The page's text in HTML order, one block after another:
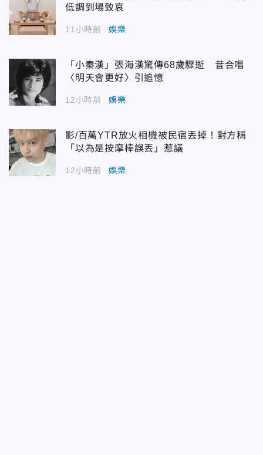
低調到場致哀
11小時前 娛樂
「小秦漢」張海漢驚傳68歲驟逝 昔合唱
〈明天會更好〉引追憶
12小時前 娛樂
影/百萬YTR放火相機被民宿丟掉！對方稱
「以為是按摩棒誤丟」惹議
12小時前 娛樂